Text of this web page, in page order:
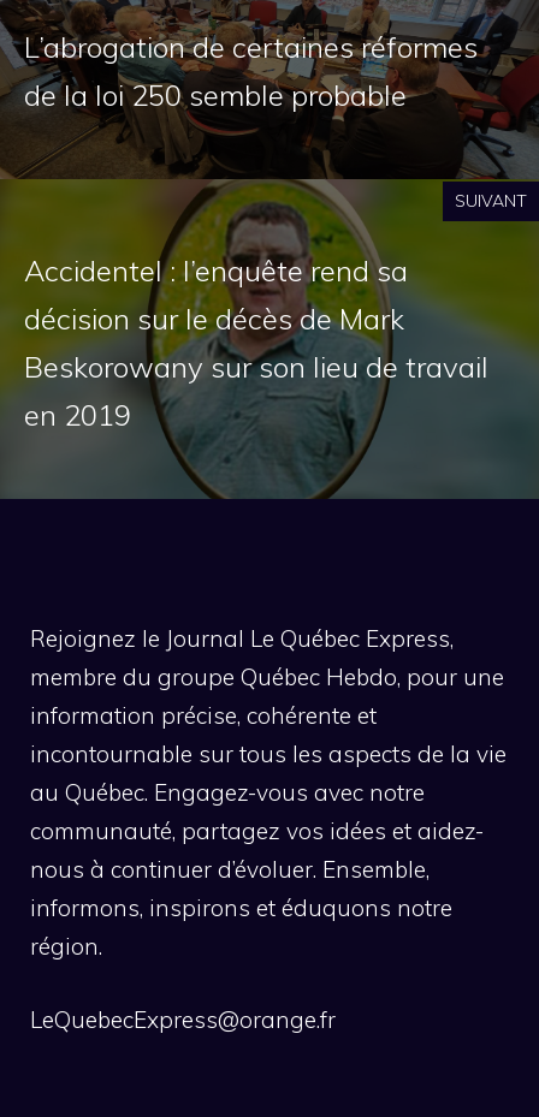
L’abrogation de certaines réformes
de la loi 250 semble probable
SUIVANT
Accidentel : l’enquête rend sa
décision sur le décès de Mark
Beskorowany sur son lieu de travail
en 2019
Rejoignez le Journal Le Québec Express,
membre du groupe Québec Hebdo, pour une
information précise, cohérente et
incontournable sur tous les aspects de la vie
au Québec. Engagez-vous avec notre
communauté, partagez vos idées et aidez-
nous à continuer d’évoluer. Ensemble,
informons, inspirons et éduquons notre
région.
LeQuebecExpress@orange.fr